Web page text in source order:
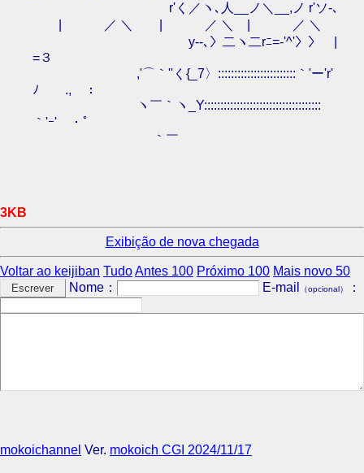
r'く／ヽ､人__ノ＼__,ノ r'ソ-､
| ／ ＼ | ／ ＼ | ／ ＼
ゝy‐-､〉二ヽ二rﾆ=‐'^'〉〉 |
=３
,'⌒｀''く{_7〉::::::::::::::::::::::::｀'ー'r'
ﾉ ., ：
ヽ￣｀ヽ_Y::::::::::::::::::::::::::::::::::::
｀'ｰ' ・゜
｀￣
3KB
Exibição de nova chegada
Voltar ao keijiban TudoAntes 100 Próximo 100 Mais novo 50
Nome：
E-mail （opcional） ：
mokoichannel Ver. mokoich CGI 2024/11/17